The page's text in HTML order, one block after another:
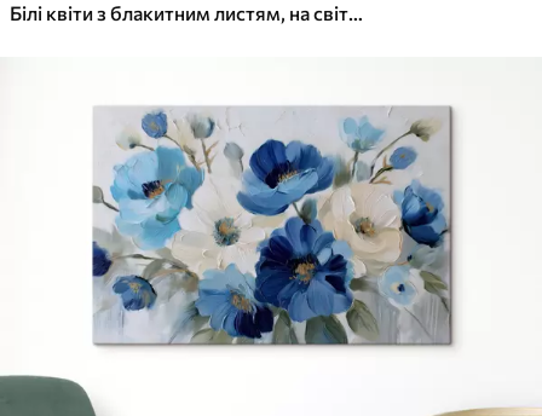
Білі квіти з блакитним листям, на світло-бежевому тлі, з видимими мазками пензля